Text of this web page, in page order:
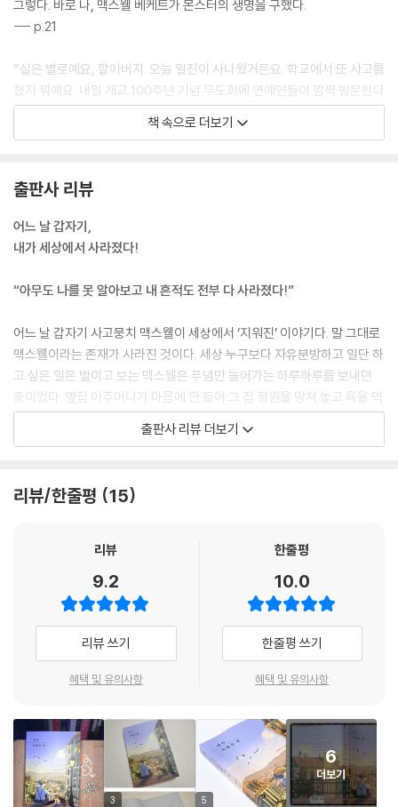
그렇다. 바로 나, 맥스웰 베케트가 몬스터의 생명을 구했다.
--- p.21
“실은 별로예요, 할아버지. 오늘 일진이 사나웠거든요. 학교에서 또 사고를
쳤지 뭐예요. 내일 개교 100주년 기념 무도회에 연예인들이 깜짝 방문한다
는 소식을 반 전체에 퍼뜨렸고요, 체육 시간에 장난치다가 찰리 긱을 머리
로 들이받았죠. 찰리는 코피를 흘렸는데 완전 피바다가 됐어요. 찰리가 기
할아버지는 고개를 주억거렸다.
--- p.64
서 한 걸음 떼기도 버거웠다. 나는 다시 레지 할아버지 집으로 발길을 돌렸
모든 상황을 이해하려고 애썼다. 왜 이런 일이 일어났는지 합리적인 설명
을 찾으려고. 하지만 내가 틀렸다는 게 너무나 분명했다. 속임수가 아니다.
우리 가족이 내 버릇을 고치려고 교묘하게 꾸민 일이 아니다.
뭔가 훨씬 심각한 일이 벌어졌다.
나, 맥스웰 베케트가 지워진 것이다.
걸어갔다. 더는 이 세계에 있고 싶지 않았다.
보고 싶었다. 평소처럼 괴짜같이 구는 내 절친 찰리가 보고 싶었다.
하지만 그 무엇보다, 내 반려견이 그리웠다. 살아 있는 몬스터를 꽉 안아 주
고 싶어 견딜 수 없었다.
지워진 세계는 이제 지긋지긋하다.
나는 다시 존재하고 싶다.
--- p.225
젯밤에는 한숨도 못 잤고……. 그래서…… 그냥 쪽잠이라도 자고 맑은 정신
으로 생각할 시간이 필요했어요. 저는 선생님이 얼마나 좋은 사람인지 아
니까, 너그럽게 봐주시리라고 생각했어요.”
하워드 선생님은 입만 벙긋거렸다.
책 속으로 더보기
출판사 리뷰
어느 날 갑자기,
내가 세상에서 사라졌다!
“아무도 나를 못 알아보고 내 흔적도 전부 다 사라졌다!”
어느 날 갑자기 사고뭉치 맥스웰이 세상에서 ‘지워진’ 이야기다. 말 그대로
맥스웰이라는 존재가 사라진 것이다. 세상 누구보다 자유분방하고 일단 하
고 싶은 일은 벌이고 보는 맥스웰은 푸념만 늘어가는 하루하루를 보내던
중이었다. 옆집 아주머니가 마음에 안 들어 그 집 정원을 망쳐 놓고 욕을 먹
는다거나, 학교에서 시비가 붙으면 절대 지지 않으려 하고 선생님에게도
마찬가지라 그야말로 말대꾸 ‘만렙’이 되어 가고 있었다. 그러다 보니 맥스
몬스터가 있어 맥스웰은 그렇게까지 외롭지 않다.
그러던 어느 날 맥스웰은 체육 시간에 실수로 절친 찰리의 코피를 터트리
석 금지를 명령한다. 하지만 맥스웰은 몰래 학교 강당에 잠입했다가 발각
되고, 홧김에 강당 전체를 정전시키는 대형 사고를 친다. 가까스로 이웃집
레지 할아버지의 집으로 도망친 맥스웰은 그곳에서 골동품으로 가득한 유
리장에서 나무알 오르골을 꺼내 보며 모두 자신을 싫어한다며, 자신이 애
초에 태어나지 않았더라면 모두 행복했을 거라며 한탄한다. 잠시 후 집으
무도 맥스웰을 알아보지 못하는 것이다! 하루아침에 이상하게 바뀐 가족
들은 맥스웰을 몰라볼 뿐 아니라 몬스터의 흔적은 찾을 수조차 없다. 맥스
웰은 곧 알게 된다. 자신이 이 세상에서 철저히 지워지고 말았다는 것을!
이 세상에 필요하지 않은 사람은 없다.
출판사 리뷰 더보기
리뷰/한줄평 15
리뷰
9.2
리뷰 쓰기
혜택 및 유의사항
한줄평
10.0
한줄평 쓰기
혜택 및 유의사항
3 5
6
더보기